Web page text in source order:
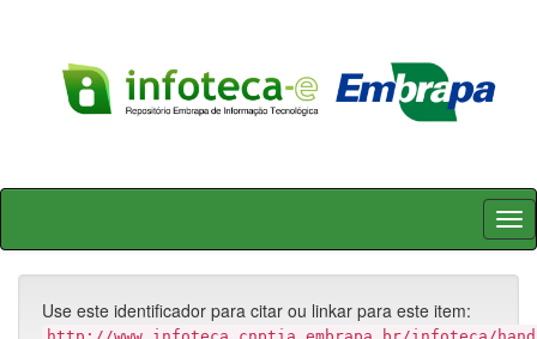
Skip
Use este identificador para citar ou linkar para este item: